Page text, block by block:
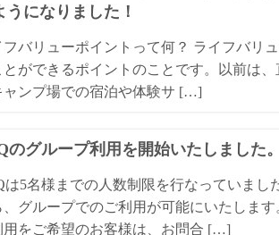
うになりました！
フバリューポイントって何？ ライフバリ
とができるポイントのことです。以前は
ャンプ場での宿泊や体験サ […]
のグループ利用を開始いたしました。
は5名様までの人数制限を行なっていま
、グループでのご利用が可能にいたしま
用をご希望のお客様は、お問合 […]